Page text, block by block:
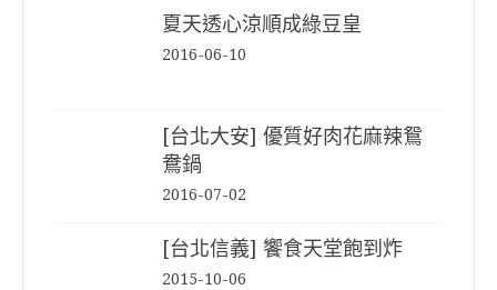
夏天透心涼順成綠豆皇
2016-06-10
[台北大安] 優質好肉花麻辣鴛
鴦鍋
2016-07-02
[台北信義] 饗食天堂飽到炸
2015-10-06